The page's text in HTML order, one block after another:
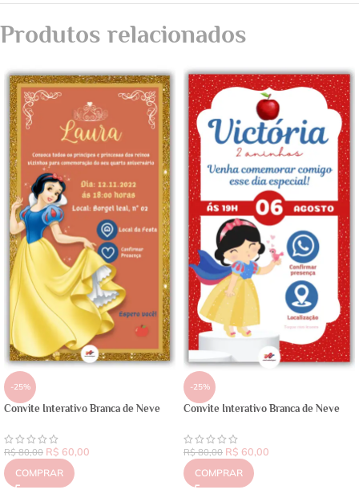
Produtos relacionados
-25%
Convite Interativo Branca de Neve
R$80,00 R$ 60,00
COMPRAR
-25%
Convite Interativo Branca de Neve
R$80,00 R$ 60,00
COMPRAR